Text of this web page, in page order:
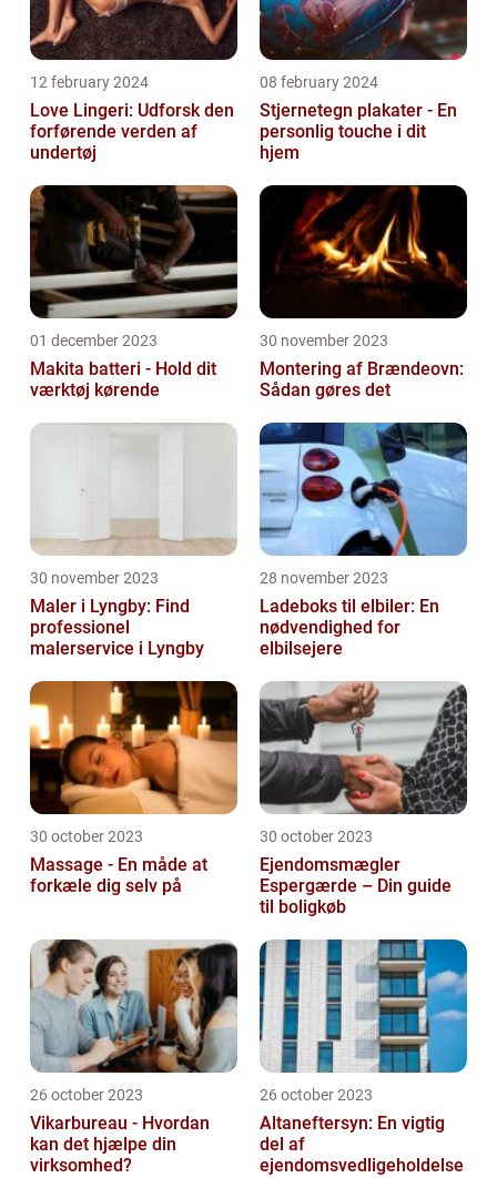
12 february 2024
Love Lingeri: Udforsk den
forførende verden af
undertøj
08 february 2024
Stjernetegn plakater - En
personlig touche i dit
hjem
01 december 2023
Makita batteri - Hold dit
værktøj kørende
30 november 2023
Montering af Brændeovn:
Sådan gøres det
30 november 2023
Maler i Lyngby: Find
professionel
malerservice i Lyngby
28 november 2023
Ladeboks til elbiler: En
nødvendighed for
elbilsejere
30 october 2023
Massage - En måde at
forkæle dig selv på
30 october 2023
Ejendomsmægler
Espergærde – Din guide
til boligkøb
26 october 2023
Vikarbureau - Hvordan
kan det hjælpe din
virksomhed?
26 october 2023
Altaneftersyn: En vigtig
del af
ejendomsvedligeholdelse